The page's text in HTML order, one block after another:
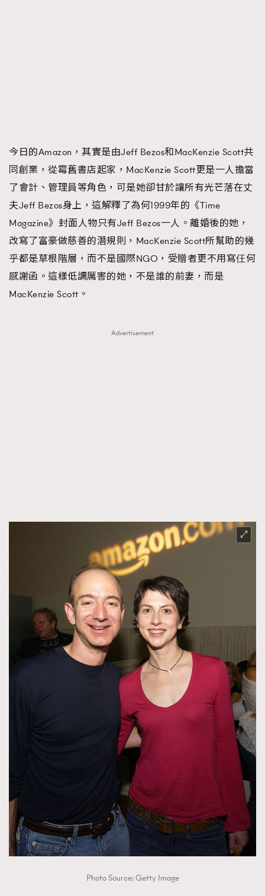
今日的Amazon，其實是由Jeff Bezos和MacKenzie Scott共
同創業，從霉舊書店起家，MacKenzie Scott更是一人擔當
了會計、管理員等角色，可是她卻甘於讓所有光芒落在丈
夫Jeff Bezos身上，這解釋了為何1999年的《Time
Magazine》封面人物只有Jeff Bezos一人。離婚後的她，
改寫了富豪做慈善的潛規則，MacKenzie Scott所幫助的幾
乎都是草根階層，而不是國際NGO，受贈者更不用寫仼何
感謝函。這樣低調厲害的她，不是誰的前妻，而是
MacKenzie Scott。
Advertisement
Photo Source: Getty Image